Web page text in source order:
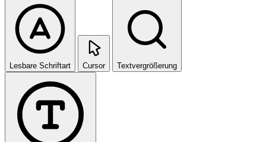
Lesbare Schriftart Cursor Textvergrößerung